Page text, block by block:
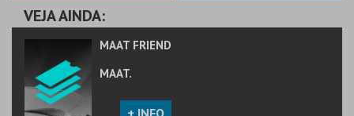
COMPRAR
VEJA AINDA:
MAAT FRIEND
MAAT.
+ INFO